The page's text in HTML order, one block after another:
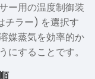
ー用の温度制御装
チラー) を選択す
媒蒸気を効率的か
することです。